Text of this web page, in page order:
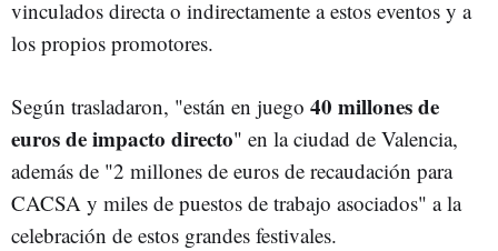
vinculados directa o indirectamente a estos eventos y a
los propios promotores.
Según trasladaron, "están en juego 40 millones de
euros de impacto directo" en la ciudad de Valencia,
además de "2 millones de euros de recaudación para
CACSA y miles de puestos de trabajo asociados" a la
celebración de estos grandes festivales.